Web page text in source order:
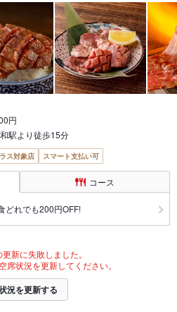
円
駅より徒歩15分
ス対象店 スマート支払い可
コース
どれでも200円OFF!
新に失敗しました。
席状況を更新してください。
況を更新する